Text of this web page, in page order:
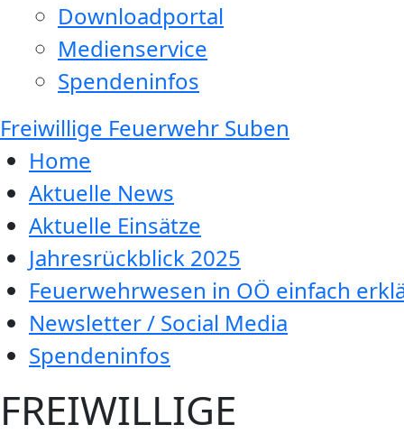
Downloadportal
Medienservice
Spendeninfos
Freiwillige Feuerwehr Suben
Home
Aktuelle News
Aktuelle Einsätze
Jahresrückblick 2025
Feuerwehrwesen in OÖ einfach
Newsletter / Social Media
Spendeninfos
FREIWILLIGE